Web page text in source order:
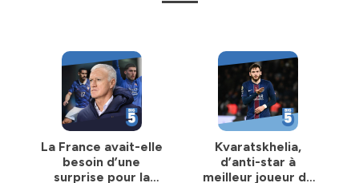
La France avait-elle
besoin d’une
surprise pour la
Kvaratskhelia,
d’anti-star à
meilleur joueur du